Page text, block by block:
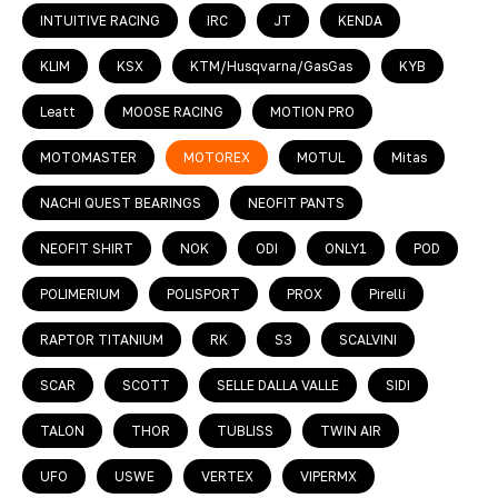
INTUITIVE RACING IRC JT KENDA
KLIM KSX KTM/Husqvarna/GasGas KYB
Leatt MOOSE RACING MOTION PRO
MOTOMASTER MOTOREX MOTUL Mitas
NACHI QUEST BEARINGS NEOFIT PANTS
NEOFIT SHIRT NOK ODI ONLY1 POD
POLIMERIUM POLISPORT PROX Pirelli
RAPTOR TITANIUM RK S3 SCALVINI
SCAR SCOTT SELLE DALLA VALLE SIDI
TALON THOR TUBLISS TWIN AIR
UFO USWE VERTEX VIPERMX